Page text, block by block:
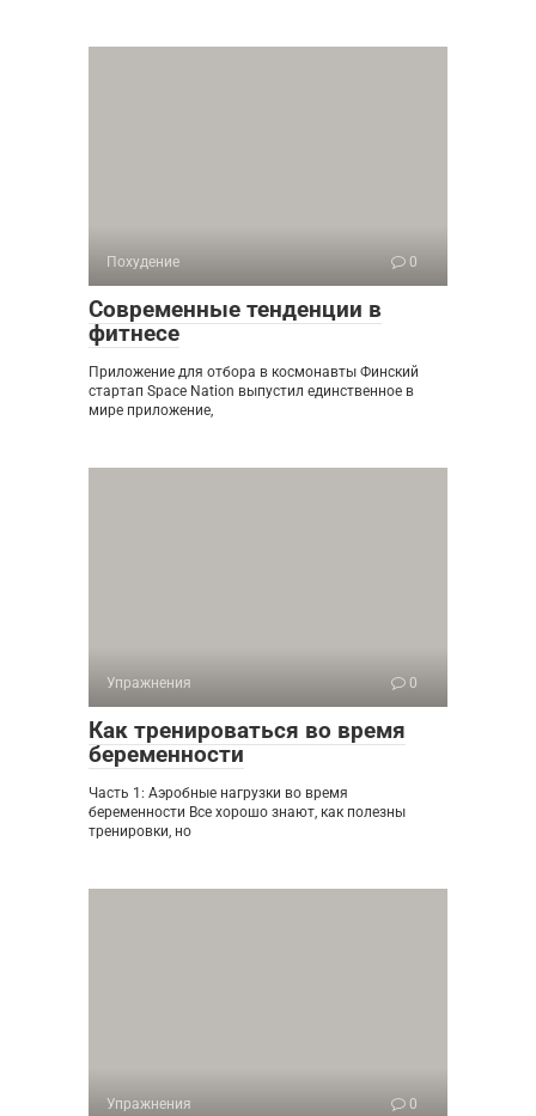
Похудение 0
Современные тенденции в
фитнесе
Приложение для отбора в космонавты Финский
стартап Space Nation выпустил единственное в
мире приложение,
Упражнения 0
Как тренироваться во время
беременности
Часть 1: Аэробные нагрузки во время
беременности Все хорошо знают, как полезны
тренировки, но
Упражнения 0